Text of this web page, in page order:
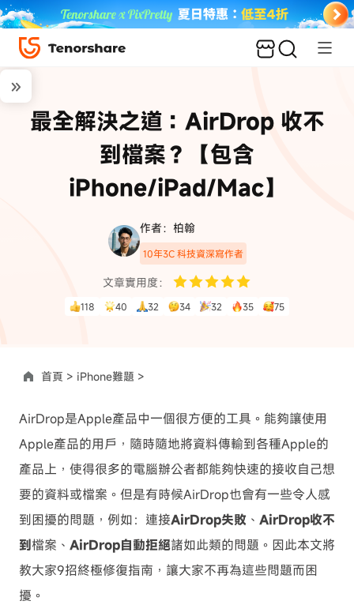
最全解決之道：AirDrop 收不
到檔案？【包含
iPhone/iPad/Mac】
作者：柏翰
10年3C 科技資深寫作者
文章實用度：
118 40 32 34 32 35 75
首頁 > iPhone難題 >
AirDrop是Apple產品中一個很方便的工具。能夠讓使用
Apple產品的用戶，隨時隨地將資料傳輸到各種Apple的
產品上，使得很多的電腦辦公者都能夠快速的接收自己想
要的資料或檔案。但是有時候AirDrop也會有一些令人感
到困擾的問題，例如：連接AirDrop失敗 、 AirDrop收不
到檔案、 AirDrop自動拒絕諸如此類的問題。因此本文將
教大家9招終極修復指南，讓大家不再為這些問題而困
擾。